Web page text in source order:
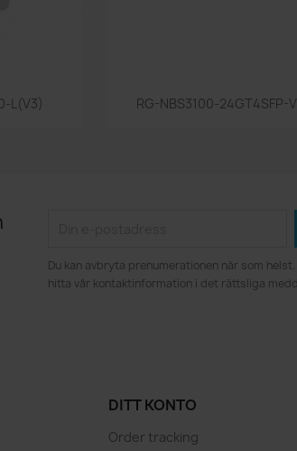
L(V3) Snabbvy
RG-NBS3100-24GT4SFP-
Du kan avbryta prenumerationen när som
hitta vår kontaktinformation i det rättsliga
DITT KONTO
Order tracking